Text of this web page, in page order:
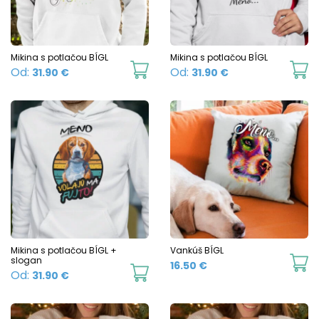
may
be
chosen
product
page
Mikina s potlačou BÍGL
Od: 31.90 €
This
has
multiple
options
may
be
chosen
on
product
Mikina s potlačou BÍGL
Od: 31.90 €
Mikina s potlačou BÍGL +
slogan
Od: 31.90 €
This
has
Vankúš BÍGL
16.50 €